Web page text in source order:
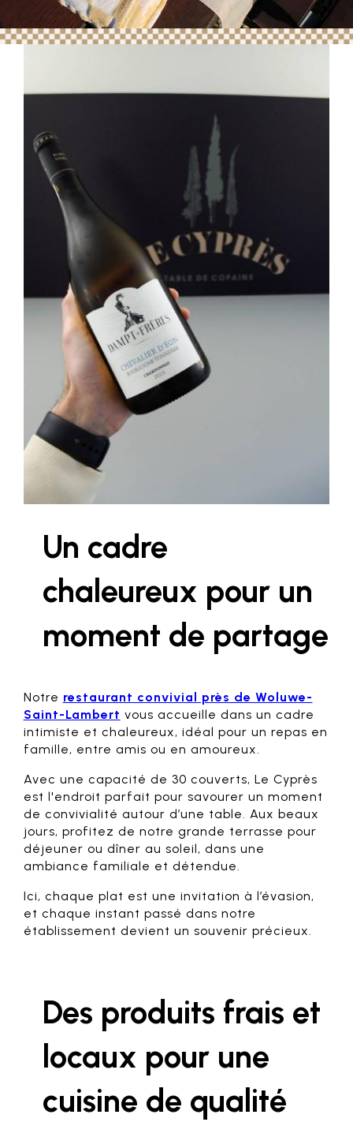
Réserver une tableVoir la carte
Un cadre
chaleureux pour un
moment de partage
Notre restaurant convivial près de Woluwe-
Saint-Lambert vous accueille dans un cadre
intimiste et chaleureux, idéal pour un repas en
famille, entre amis ou en amoureux.
Avec une capacité de 30 couverts, Le Cyprès
est l'endroit parfait pour savourer un moment
de convivialité autour d’une table. Aux beaux
jours, profitez de notre grande terrasse pour
déjeuner ou dîner au soleil, dans une
ambiance familiale et détendue.
Ici, chaque plat est une invitation à l’évasion,
et chaque instant passé dans notre
établissement devient un souvenir précieux.
Des produits frais et
locaux pour une
cuisine de qualité